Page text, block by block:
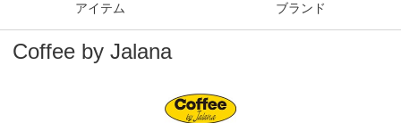
アイテム ブランド
Coffee by Jalana